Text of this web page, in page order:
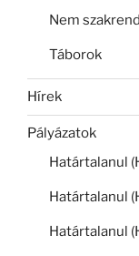
Nem
Táborok
Hírek
Pályázatok
Határtalanul
Határtalanul
Határtalanul